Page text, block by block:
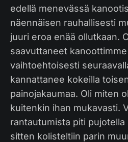
edellä menevässä
näennäisen rauhallisesti
juuri eroa enää ollutkaan.
saavuttaneet
vaihtoehtoisesti
kannattanee kokeilla
painojakaumaa. Oli miten
kuitenkin ihan mukavasti.
rantautumista piti pujotella
sitten kolisteltiin parin